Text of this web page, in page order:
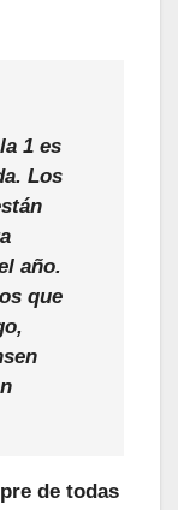
1 es
Los
año.
que
de todas